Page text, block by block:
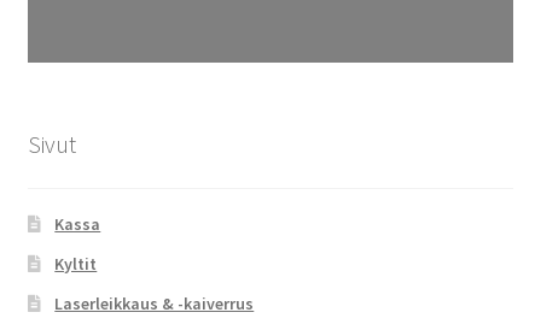
Sivut
Kassa
Kyltit
Laserleikkaus & -kaiverrus